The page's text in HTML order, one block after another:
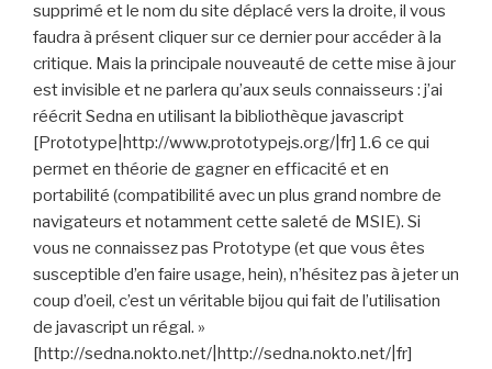
supprimé et le nom du site déplacé vers la droite, il vous
faudra à présent cliquer sur ce dernier pour accéder à la
critique. Mais la principale nouveauté de cette mise à jour
est invisible et ne parlera qu’aux seuls connaisseurs : j’ai
réécrit Sedna en utilisant la bibliothèque javascript
[Prototype|http://www.prototypejs.org/|fr] 1.6 ce qui
permet en théorie de gagner en efficacité et en
portabilité (compatibilité avec un plus grand nombre de
navigateurs et notamment cette saleté de MSIE). Si
vous ne connaissez pas Prototype (et que vous êtes
susceptible d’en faire usage, hein), n’hésitez pas à jeter un
coup d’oeil, c’est un véritable bijou qui fait de l’utilisation
de javascript un régal. »
[http://sedna.nokto.net/|http://sedna.nokto.net/|fr]